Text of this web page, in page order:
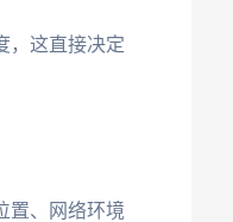
，这直接决定
置、网络环境